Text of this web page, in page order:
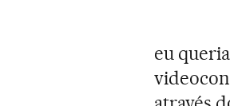
eu